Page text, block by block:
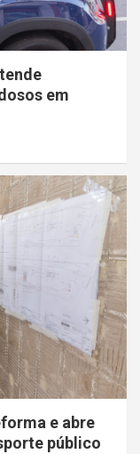
em
e abre
público